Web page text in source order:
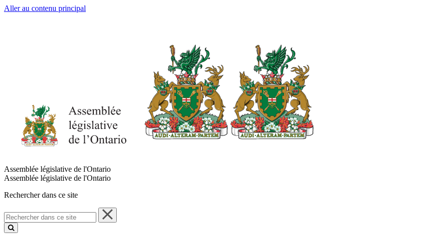
Aller au contenu principal
Assemblée législative de l'Ontario
Assemblée législative de l'Ontario
Rechercher dans ce site
Rechercher
dans
ce